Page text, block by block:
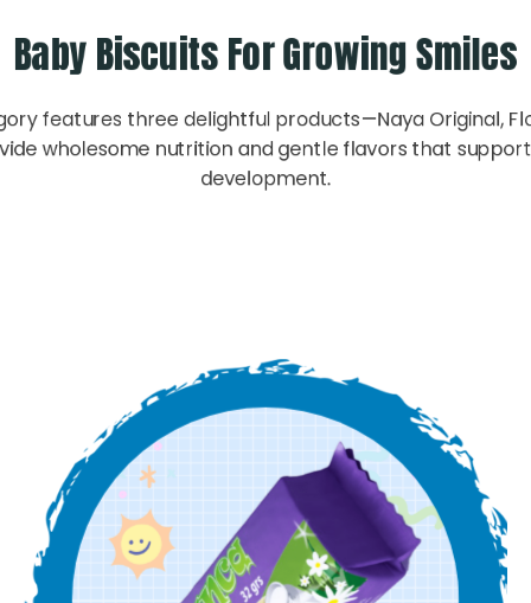
Baby Biscuits For Growing Smiles
features three delightful products—Naya Original,
wholesome nutrition and gentle flavors that
development.